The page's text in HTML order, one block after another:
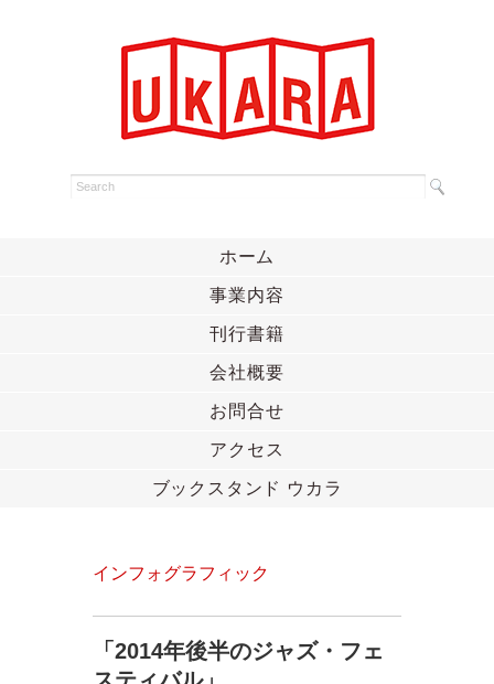
ホーム
事業内容
刊行書籍
会社概要
お問合せ
アクセス
ブックスタンド ウカラ
インフォグラフィック
「2014年後半のジャズ・フェ